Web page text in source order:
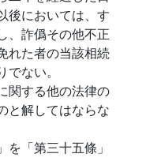
後においては、す
、詐僞その他不正
れた者の当該相続
ない。
関する他の法律の
と解してはならな
「第三十五條」